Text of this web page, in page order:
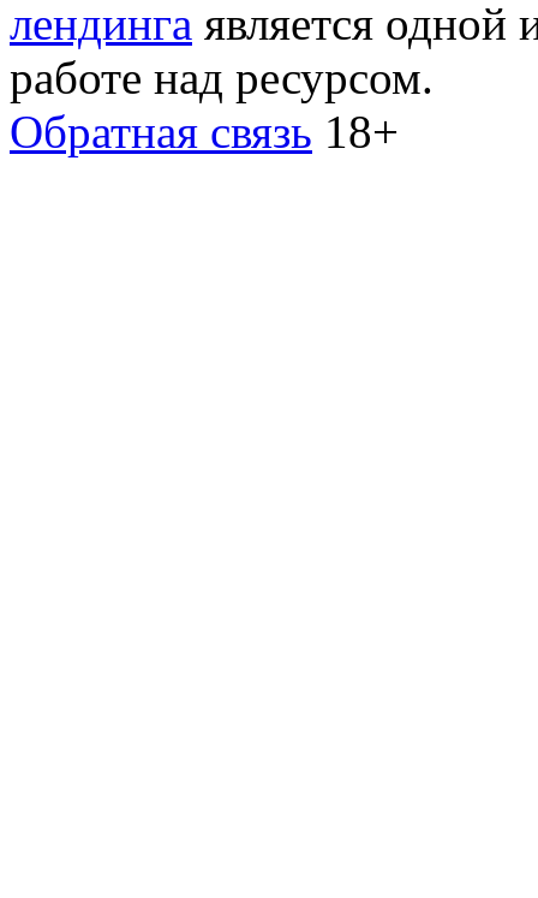
лендинга является одной
работе над ресурсом.
Обратная связь 18+